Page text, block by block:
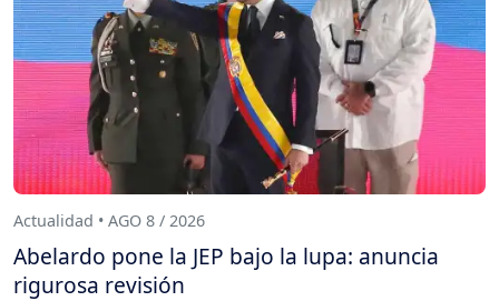
Actualidad • AGO 8 / 2026
Abelardo pone la JEP bajo la lupa: anuncia
rigurosa revisión